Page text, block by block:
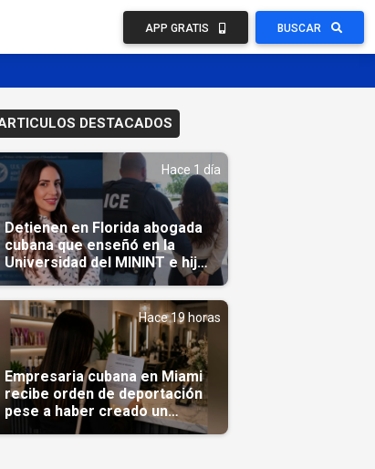
APP GRATIS BUSCAR
DESTACADOS
Hace 1 día
Detienen en Florida abogada
cubana que enseñó en la
Universidad del MININT e hija
de diplomático cubano
Hace 19 horas
Empresaria cubana en Miami
recibe orden de deportación
pese a haber creado un